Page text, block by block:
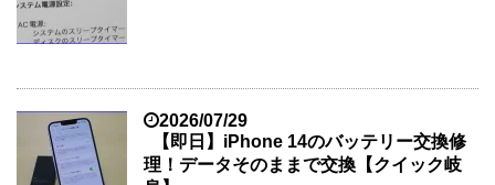
2026/07/29
【即日】iPhone 14のバッテリー交換修
理！データそのままで交換【クイック岐